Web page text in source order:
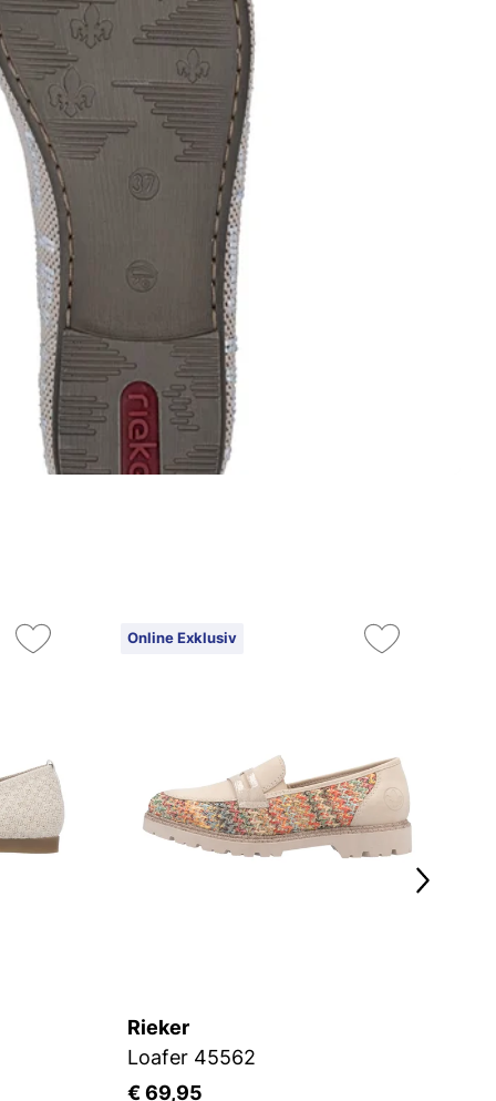
Online Exklusiv
Rieker
Loafer 45562
€ 69,95